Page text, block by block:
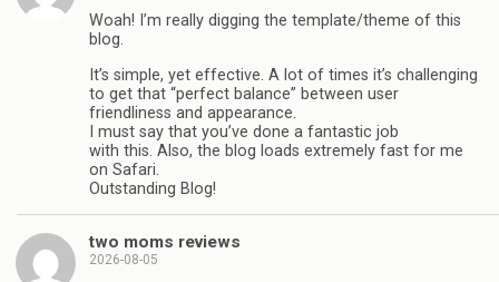
Woah! I’m really digging the template/theme of this
blog.
It’s simple, yet effective. A lot of times it’s challenging
to get that “perfect balance” between user
friendliness and appearance.
I must say that you’ve done a fantastic job
with this. Also, the blog loads extremely fast for me
on Safari.
Outstanding Blog!
two moms reviews
2026-08-05